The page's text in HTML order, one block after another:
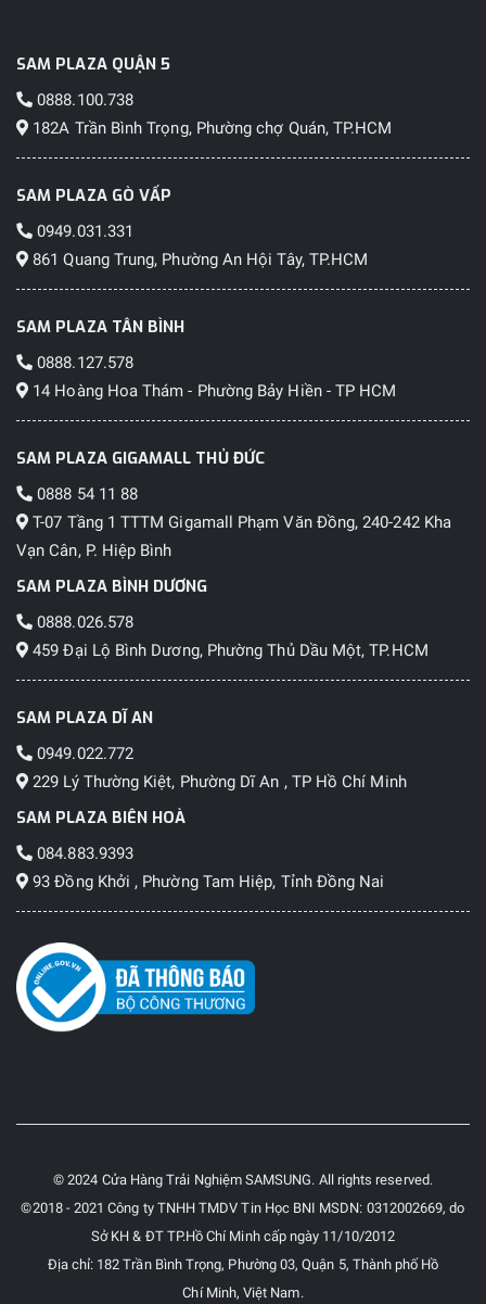
SAM PLAZA QUẬN 5
0888.100.738
182A Trần Bình Trọng, Phường chợ Quán, TP.HCM
SAM PLAZA GÒ VẤP
0949.031.331
861 Quang Trung, Phường An Hội Tây, TP.HCM
SAM PLAZA TÂN BÌNH
0888.127.578
14 Hoàng Hoa Thám - Phường Bảy Hiền - TP HCM
SAM PLAZA GIGAMALL THỦ ĐỨC
0888 54 11 88
T-07 Tầng 1 TTTM Gigamall Phạm Văn Đồng, 240-242 Kha
Vạn Cân, P. Hiệp Bình
SAM PLAZA BÌNH DƯƠNG
0888.026.578
459 Đại Lộ Bình Dương, Phường Thủ Dầu Một, TP.HCM
SAM PLAZA DĨ AN
0949.022.772
229 Lý Thường Kiệt, Phường Dĩ An , TP Hồ Chí Minh
SAM PLAZA BIÊN HOÀ
084.883.9393
93 Đồng Khởi , Phường Tam Hiệp, Tỉnh Đồng Nai
© 2024 Cửa Hàng Trải Nghiệm SAMSUNG. All rights reserved.
©2018 - 2021 Công ty TNHH TMDV Tin Học BNI MSDN: 0312002669, do
Sở KH & ĐT TP.Hồ Chí Minh cấp ngày 11/10/2012
Địa chỉ: 182 Trần Bình Trọng, Phường 03, Quận 5, Thành phố Hồ
Chí Minh, Việt Nam.